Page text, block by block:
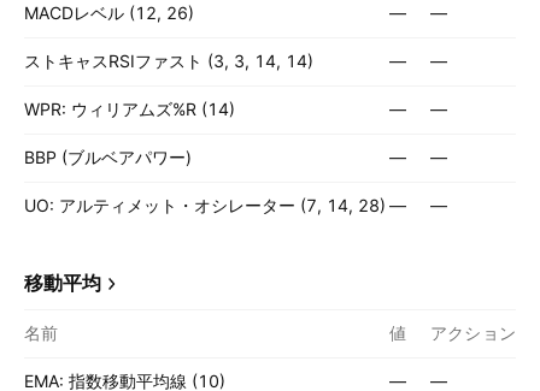
MACDレベル (12, 26) — —
ストキャスRSIファスト (3, 3, 14, 14) — —
WPR: ウィリアムズ%R (14) — —
BBP (ブルベアパワー) — —
UO: アルティメット・オシレーター (7, 14, 28) — —
移動平均
名前 値 アクション
EMA: 指数移動平均線 (10) — —